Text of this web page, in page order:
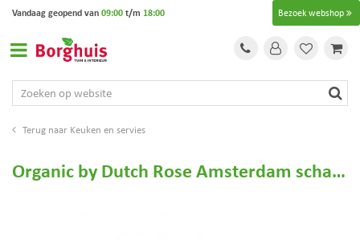
Keuken en servies
Bezoek webshop
Vandaag geopend van09:00t/m 18:00
Organic by Dutch Rose Amsterdam schaal blauw